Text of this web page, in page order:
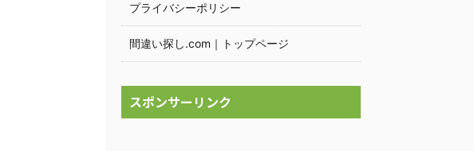
プライバシーポリシー
間違い探し.com｜トップページ
スポンサーリンク